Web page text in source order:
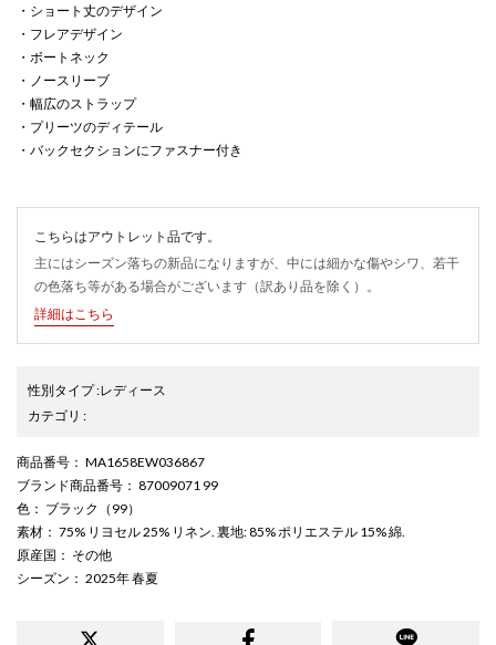
・ショート丈のデザイン
・フレアデザイン
・ボートネック
・ノースリーブ
・幅広のストラップ
・プリーツのディテール
・バックセクションにファスナー付き
こちらはアウトレット品です。
主にはシーズン落ちの新品になりますが、中には細かな傷やシワ、若干
の色落ち等がある場合がございます（訳あり品を除く）。
詳細はこちら
性別タイプ:レディース
カテゴリ :
商品番号 ： MA1658EW036867
ブランド商品番号 ： 87009071 99
色 ： ブラック（99）
素材 ： 75% リヨセル 25% リネン. 裏地: 85% ポリエステル 15% 綿.
原産国 ： その他
シーズン ： 2025年 春夏